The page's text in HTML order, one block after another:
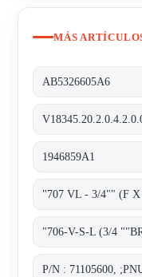
MÁS
AB5326605A6
1946859A1
"707 VL - 3/4"" (F